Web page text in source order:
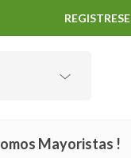
REGISTRESE
Mayoristas !